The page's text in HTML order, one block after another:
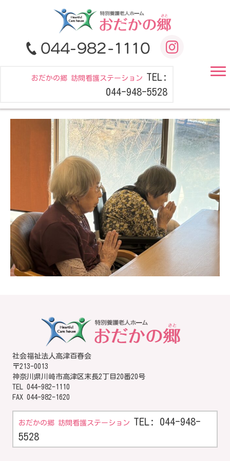
おだかの郷 訪問看護ステーション TEL:
044-948-5528
社会福祉法人高津百春会
〒213-0013
神奈川県川崎市高津区末長2丁目20番20号
TEL 044-982-1110
FAX 044-982-1620
おだかの郷 訪問看護ステーション TEL: 044-948-
5528